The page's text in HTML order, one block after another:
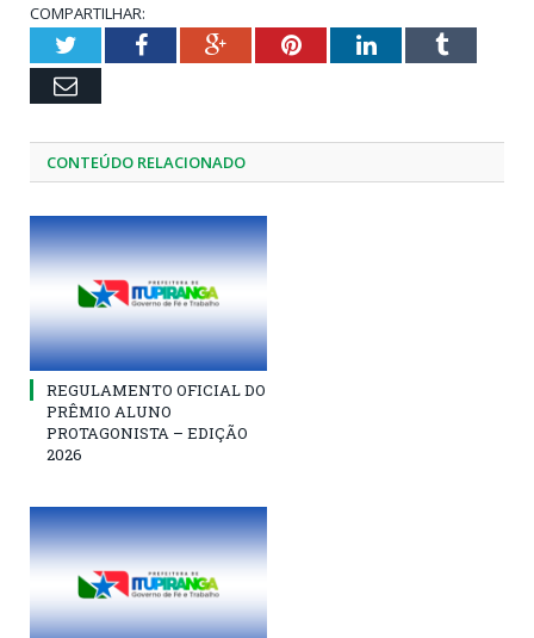
COMPARTILHAR:
TwitterFacebookGoogle+PinterestLinkedInTumblr
Email
CONTEÚDO RELACIONADO
REGULAMENTO OFICIAL DO
PRÊMIO ALUNO
PROTAGONISTA – EDIÇÃO
2026